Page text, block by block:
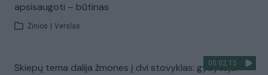
apsisaugoti – būtinas
Žinios Verslas
00:02:15
Skiepų tema dalija žmones į dvi stovyklas: gydytojai